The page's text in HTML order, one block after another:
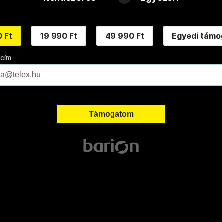
Ft 19 990 Ft 49 990 Ft Egyedi